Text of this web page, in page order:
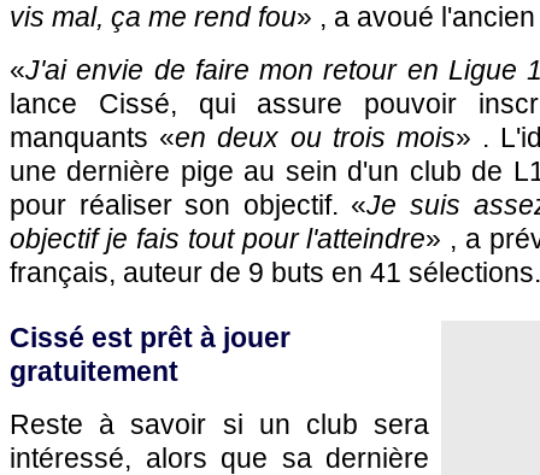
vis mal, ça me rend fou» , a avoué
«J'ai envie de faire mon retour en Ligue
lance Cissé, qui assure pouvoir
manquants «en deux ou trois mois» .
une dernière pige au sein d'un club de
pour réaliser son objectif. «Je suis
objectif je fais tout pour l'atteindre» , a
français, auteur de 9 buts en 41 sélections.
Cissé est prêt à jouer
gratuitement
Reste à savoir si un club sera
intéressé, alors que sa dernière